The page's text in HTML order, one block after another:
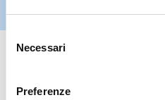
Selezione
delNecessari
Preferenze